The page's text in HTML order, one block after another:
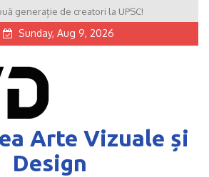
generație de creatori la UPSC!
Sunday, Aug 9, 2026
Arte Vizuale și
Design